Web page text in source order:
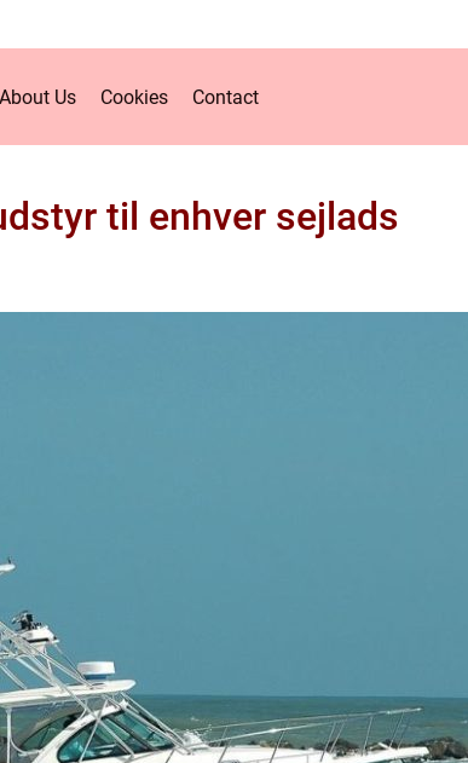
About Us Cookies Contact
til enhver sejlads